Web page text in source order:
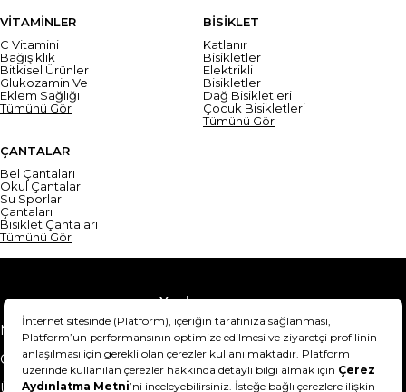
VİTAMİNLER
C Vitamini
Bağışıklık
Bitkisel Ürünler
Glukozamin Ve
Eklem Sağlığı
Tümünü Gör
BİSİKLET
Katlanır
Bisikletler
Elektrikli
Bisikletler
Dağ Bisikletleri
Çocuk Bisikletleri
Tümünü Gör
ÇANTALAR
Bel Çantaları
Okul Çantaları
Su Sporları
Çantaları
Bisiklet Çantaları
Tümünü Gör
Yardım
Mesafeli Satış Sözleşmesi
Teslimat Bilgisi
Gizlilik Sözleşmesi
Şartlar & Koşullar